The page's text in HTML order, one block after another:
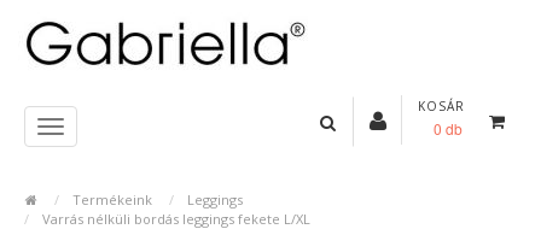
KOSÁR
0 db
Termékeink
Leggings
Varrás nélküli bordás leggings fekete L/XL